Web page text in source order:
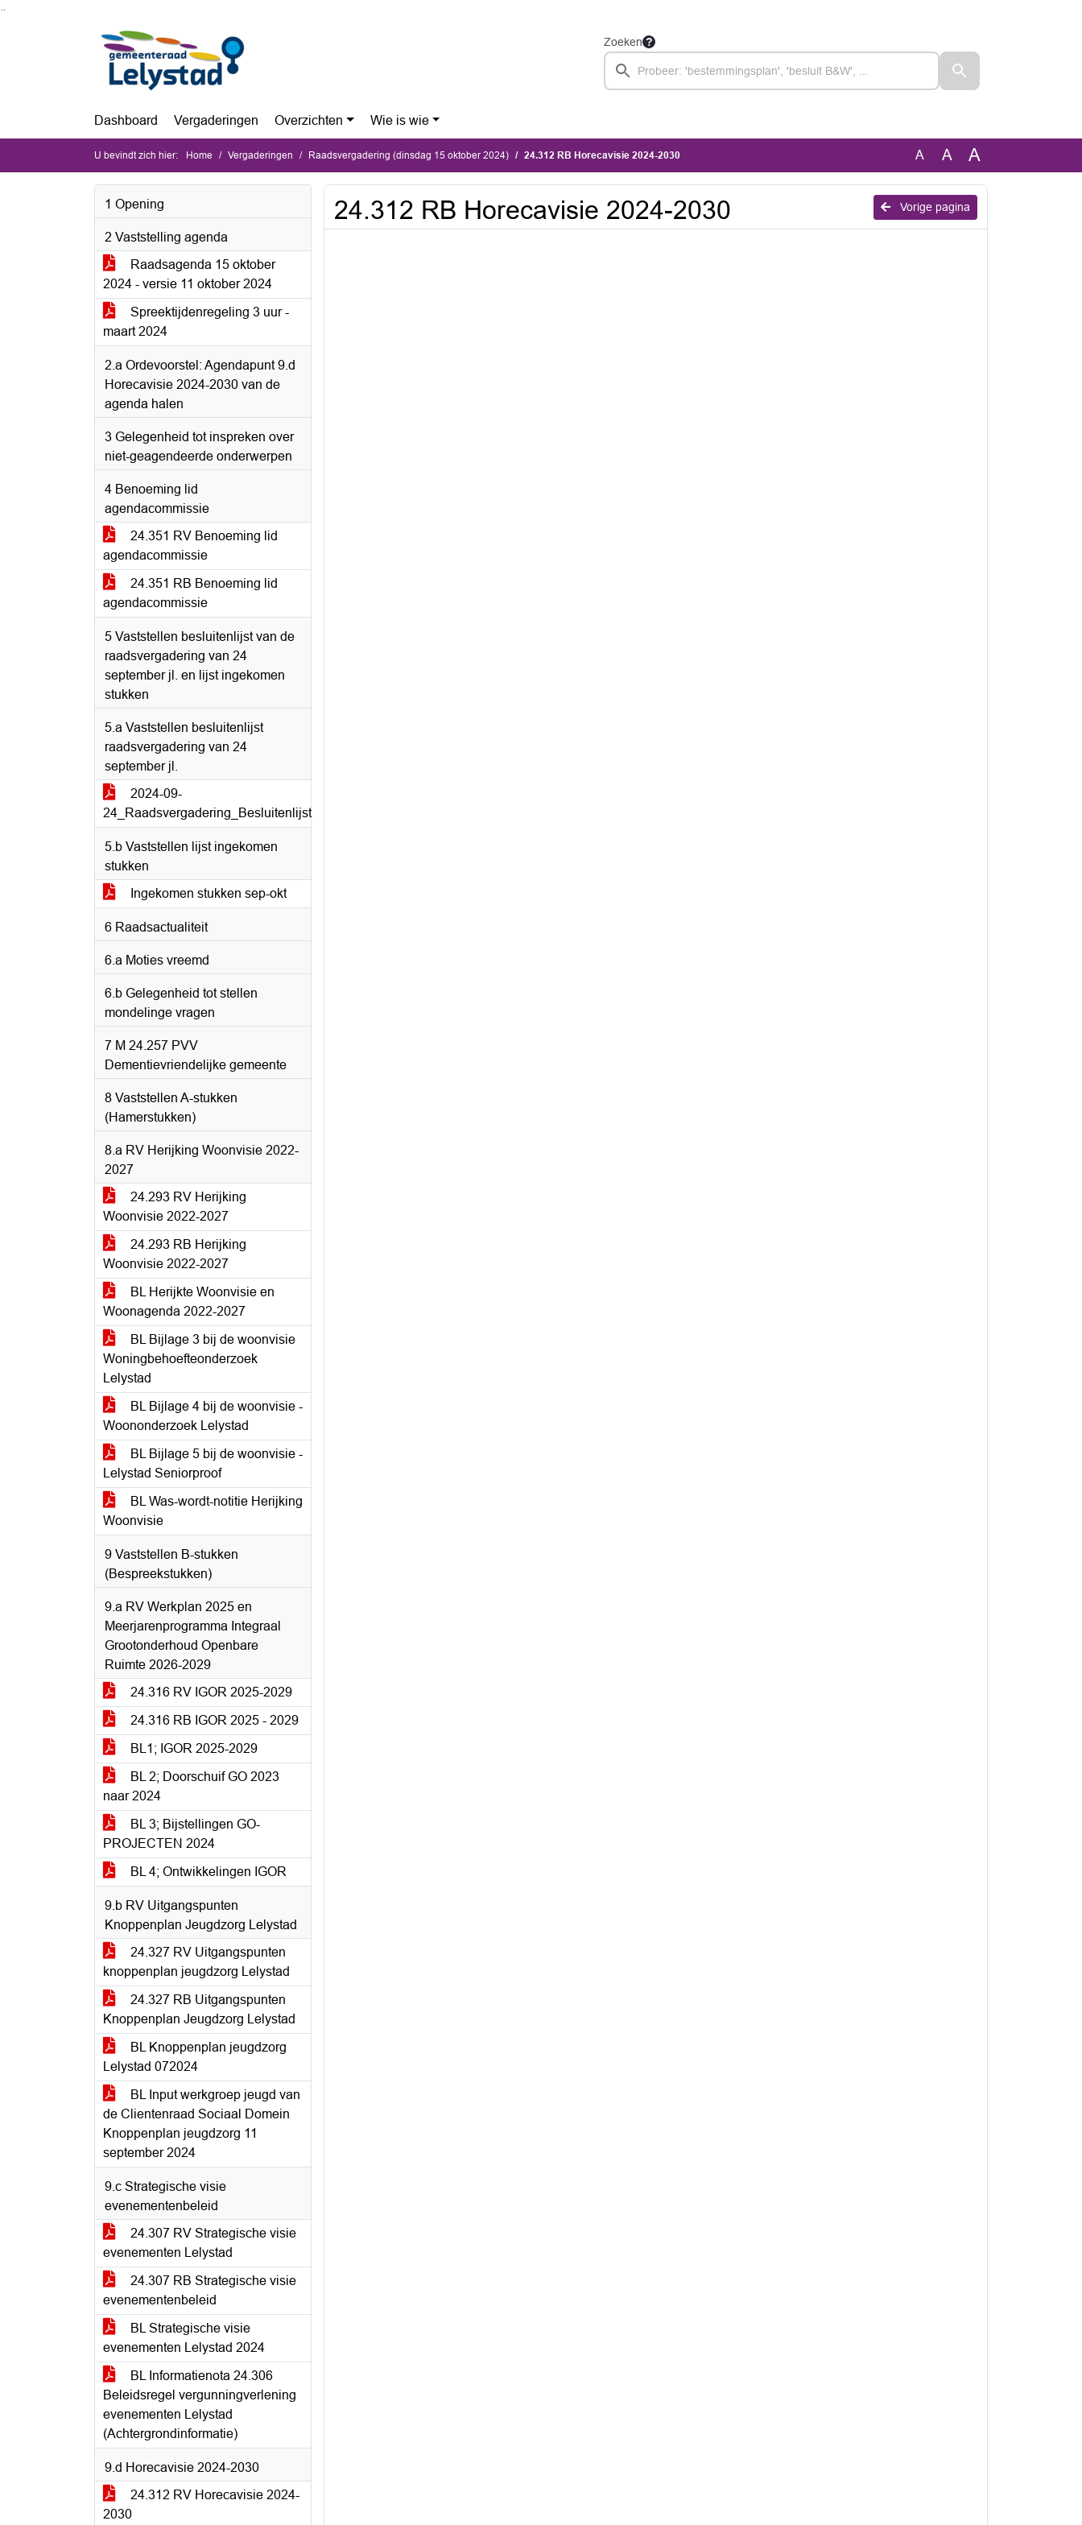
Zoeken
Dashboard Vergaderingen Overzichten Wie is wie
U bevindt zich hier: Home Vergaderingen Raadsvergadering (dinsdag 15 oktober 2024) 24.312 RB Horecavisie 2024-2030 A A A
1 Opening
2 Vaststelling agenda
Raadsagenda 15 oktober
2024 - versie 11 oktober 2024
Spreektijdenregeling 3 uur -
maart 2024
2.a Ordevoorstel: Agendapunt 9.d
Horecavisie 2024-2030 van de
agenda halen
3 Gelegenheid tot inspreken over
niet-geagendeerde onderwerpen
4 Benoeming lid
agendacommissie
24.351 RV Benoeming lid
agendacommissie
24.351 RB Benoeming lid
agendacommissie
5 Vaststellen besluitenlijst van de
raadsvergadering van 24
september jl. en lijst ingekomen
stukken
5.a Vaststellen besluitenlijst
raadsvergadering van 24
september jl.
2024-09-
24_Raadsvergadering_Besluitenlijst
5.b Vaststellen lijst ingekomen
stukken
Ingekomen stukken sep-okt
6 Raadsactualiteit
6.a Moties vreemd
6.b Gelegenheid tot stellen
mondelinge vragen
7 M 24.257 PVV
Dementievriendelijke gemeente
8 Vaststellen A-stukken
(Hamerstukken)
8.a RV Herijking Woonvisie 2022-
2027
24.293 RV Herijking
Woonvisie 2022-2027
24.293 RB Herijking
Woonvisie 2022-2027
BL Herijkte Woonvisie en
Woonagenda 2022-2027
BL Bijlage 3 bij de woonvisie
Woningbehoefteonderzoek
Lelystad
BL Bijlage 4 bij de woonvisie -
Woononderzoek Lelystad
BL Bijlage 5 bij de woonvisie -
Lelystad Seniorproof
BL Was-wordt-notitie Herijking
Woonvisie
9 Vaststellen B-stukken
(Bespreekstukken)
9.a RV Werkplan 2025 en
Meerjarenprogramma Integraal
Grootonderhoud Openbare
Ruimte 2026-2029
24.316 RV IGOR 2025-2029
24.316 RB IGOR 2025 - 2029
BL1; IGOR 2025-2029
BL 2; Doorschuif GO 2023
naar 2024
BL 3; Bijstellingen GO-
PROJECTEN 2024
BL 4; Ontwikkelingen IGOR
9.b RV Uitgangspunten
Knoppenplan Jeugdzorg Lelystad
24.327 RV Uitgangspunten
knoppenplan jeugdzorg Lelystad
24.327 RB Uitgangspunten
Knoppenplan Jeugdzorg Lelystad
BL Knoppenplan jeugdzorg
Lelystad 072024
BL Input werkgroep jeugd van
de Clientenraad Sociaal Domein
Knoppenplan jeugdzorg 11
september 2024
9.c Strategische visie
evenementenbeleid
24.307 RV Strategische visie
evenementen Lelystad
24.307 RB Strategische visie
evenementenbeleid
BL Strategische visie
evenementen Lelystad 2024
BL Informatienota 24.306
Beleidsregel vergunningverlening
evenementen Lelystad
(Achtergrondinformatie)
9.d Horecavisie 2024-2030
24.312 RV Horecavisie 2024-
2030
Vorige pagina
24.312 RB Horecavisie 2024-2030